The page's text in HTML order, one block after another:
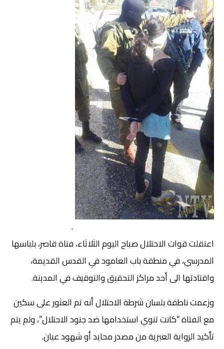
.
اعتقلت قوات الاحتلال صباح اليوم الثلاثاء، فتاة قاصر، بلباسها
المدرسي، في منطقة باب العامود في القدس القديمة،
واقتادتها الى أحد مراكز التحقيق والتوقيف في المدينة.
وزعمت ناطقة بلسان شرطة الاحتلال أنه تم العثور على سكين
مع الفتاة “كانت تنوي استخدامها ضد جنود الاحتلال”، ولم يتم
تأكيد الرواية العبرية من مصدر محايد أو شهود عيان.